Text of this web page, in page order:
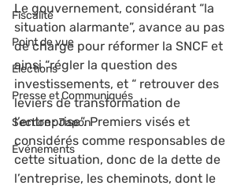
Fiscalité
Point de vue
Élections
Presse et Communiqués
Section : Japon
Événements
Le gouvernement, considérant “la
situation alarmante”, avance au pas
de charge pour réformer la SNCF et
ainsi “régler la question des
investissements, et “ retrouver des
leviers de transformation de
l’entreprise”. Premiers visés et
considérés comme responsables de
cette situation, donc de la dette de
l’entreprise, les cheminots, dont le